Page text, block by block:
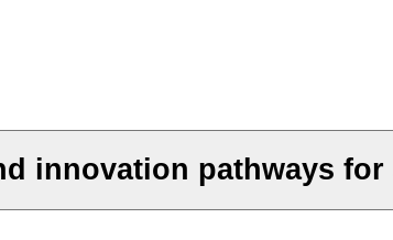
innovation pathways